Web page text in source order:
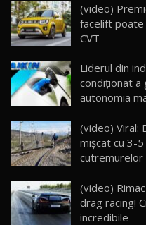
22
Noua
26:59
23
Lynk & Co
25:19
24
ZEEKR
Van
26:38
25
mai
Moldova
32:21
(video)
facelift
CVT
Liderul din
condiționat a
autonomia
(video) Viral:
mişcat cu 3-
(video)
drag racing!
incredibile